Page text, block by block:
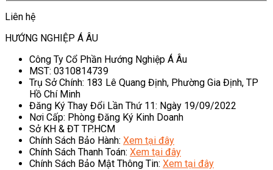
Liên hệ
HƯỚNG NGHIỆP Á ÂU
Công Ty Cổ Phần Hướng Nghiệp Á Âu
MST: 0310814739
Trụ Sở Chính: 183 Lê Quang Định, Phường Gia Định, TP
Hồ Chí Minh
Đăng Ký Thay Đổi Lần Thứ 11: Ngày 19/09/2022
Nơi Cấp: Phòng Đăng Ký Kinh Doanh
Sở KH & ĐT TP.HCM
Chính Sách Bảo Hành: Xem tại đây
Chính Sách Thanh Toán: Xem tại đây
Chính Sách Bảo Mật Thông Tin: Xem tại đây